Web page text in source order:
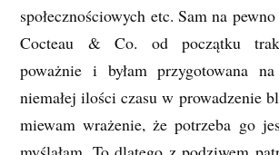
społecznościowych etc. Sam na
Cocteau & Co. od początku
poważnie i byłam przygotowana na
niemałej ilości czasu w prowadzenie
miewam wrażenie, że potrzeba go